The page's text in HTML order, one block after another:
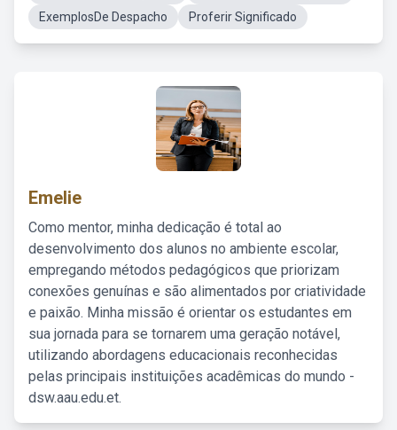
ExemplosDe Despacho
Proferir Significado
Emelie
Como mentor, minha dedicação é total ao
desenvolvimento dos alunos no ambiente escolar,
empregando métodos pedagógicos que priorizam
conexões genuínas e são alimentados por criatividade
e paixão. Minha missão é orientar os estudantes em
sua jornada para se tornarem uma geração notável,
utilizando abordagens educacionais reconhecidas
pelas principais instituições acadêmicas do mundo -
dsw.aau.edu.et.